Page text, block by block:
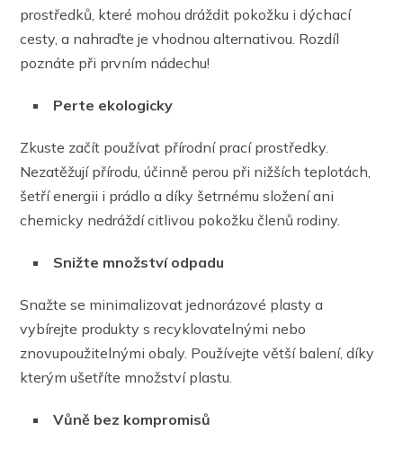
prostředků, které mohou dráždit pokožku i dýchací
cesty, a nahraďte je vhodnou alternativou. Rozdíl
poznáte při prvním nádechu!
Perte ekologicky
Zkuste začít používat přírodní prací prostředky.
Nezatěžují přírodu, účinně perou při nižších teplotách,
šetří energii i prádlo a díky šetrnému složení ani
chemicky nedráždí citlivou pokožku členů rodiny.
Snižte množství odpadu
Snažte se minimalizovat jednorázové plasty a
vybírejte produkty s recyklovatelnými nebo
znovupoužitelnými obaly. Používejte větší balení, díky
kterým ušetříte množství plastu.
Vůně bez kompromisů